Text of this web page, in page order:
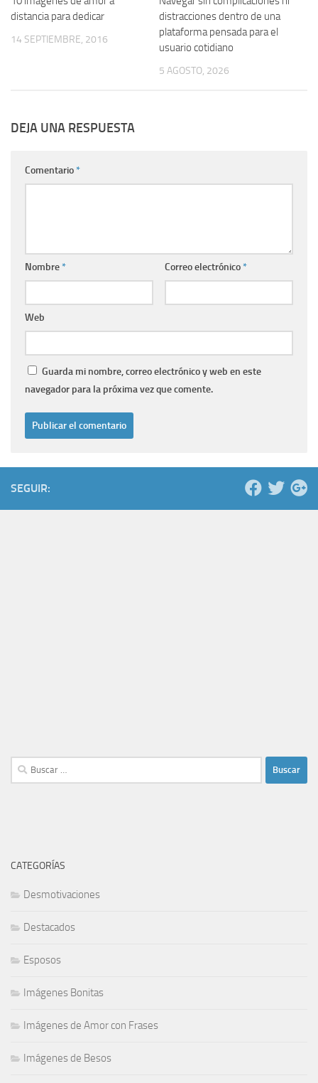
distancia para dedicar
14 SEPTIEMBRE, 2016
distracciones dentro de una
plataforma pensada para el
usuario cotidiano
5 AGOSTO, 2026
DEJA UNA RESPUESTA
Comentario*
Nombre* Correo electrónico*
Web
Guarda mi nombre, correo electrónico y web en este
navegador para la próxima vez que comente.
SEGUIR:
Buscar:
CATEGORÍAS
Desmotivaciones
Destacados
Esposos
Imágenes Bonitas
Imágenes de Amor con Frases
Imágenes de Besos